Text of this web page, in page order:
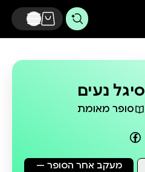
סיגל נעים
סופר מאומת
מעקב אחר הסופר —